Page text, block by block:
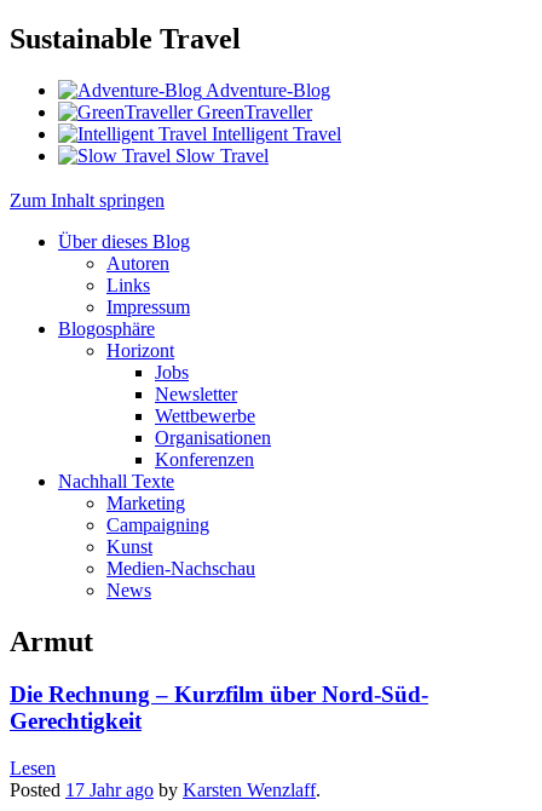
Sustainable Travel
Adventure-Blog
GreenTraveller
Intelligent Travel
Slow Travel
Zum Inhalt springen
Über dieses Blog
Autoren
Links
Impressum
Blogosphäre
Horizont
Jobs
Newsletter
Wettbewerbe
Organisationen
Konferenzen
Nachhall Texte
Marketing
Campaigning
Kunst
Medien-Nachschau
News
Armut
Die Rechnung – Kurzfilm über Nord-Süd-
Gerechtigkeit
Lesen
Posted 17 Jahrago by Karsten Wenzlaff.